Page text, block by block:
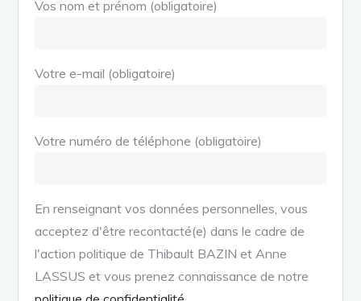
Vos nom et prénom (obligatoire)
Votre e-mail (obligatoire)
Votre numéro de téléphone (obligatoire)
En renseignant vos données personnelles, vous
acceptez d'être recontacté(e) dans le cadre de
l'action politique de Thibault BAZIN et Anne
LASSUS et vous prenez connaissance de notre